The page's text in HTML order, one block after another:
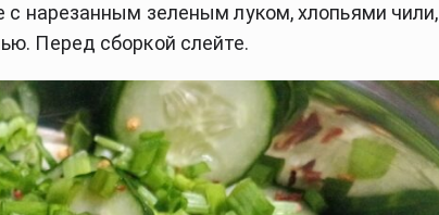
нарезанным зеленым луком, хлопьями чили,
Перед сборкой слейте.